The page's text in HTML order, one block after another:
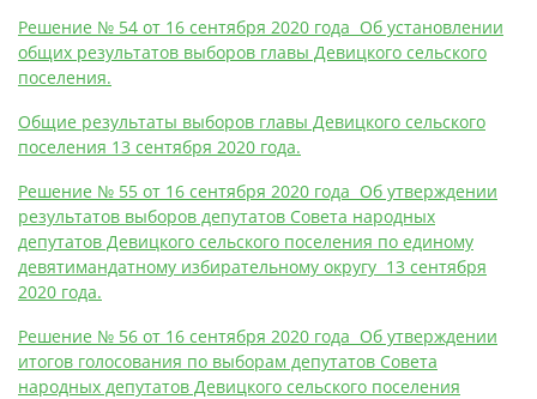
Решение № 54 от 16 сентября 2020 года Об установлении
общих результатов выборов главы Девицкого сельского
поселения.
Общие результаты выборов главы Девицкого сельского
поселения 13 сентября 2020 года.
Решение № 55 от 16 сентября 2020 года Об утверждении
результатов выборов депутатов Совета народных
депутатов Девицкого сельского поселения по единому
девятимандатному избирательному округу 13 сентября
2020 года.
Решение № 56 от 16 сентября 2020 года Об утверждении
итогов голосования по выборам депутатов Совета
народных депутатов Девицкого сельского поселения